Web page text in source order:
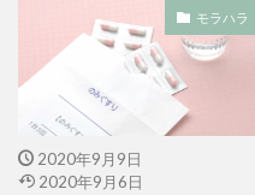
モラハラ
2020年9月9日
2020年9月6日